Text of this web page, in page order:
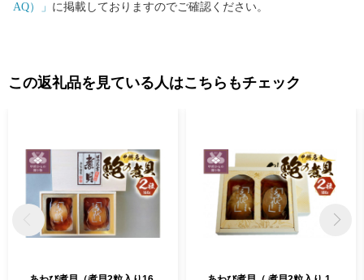
AQ）」 に掲載しておりますのでご確認ください。
この返礼品を見ている人はこちらもチェック